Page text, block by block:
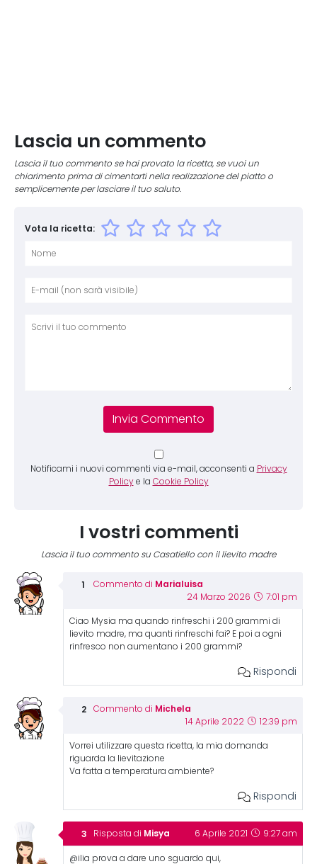
Lascia un commento
Lascia il tuo commento se hai provato la ricetta, se vuoi un
chiarimento prima di cimentarti nella realizzazione del piatto o
semplicemente per lasciare il tuo saluto.
Vota la ricetta:
Notificami i nuovi commenti via e-mail, acconsenti a Privacy
Policy e la Cookie Policy
I vostri commenti
Lascia il tuo commento su Casatiello con il lievito madre
Commento di Marialuisa
24 Marzo 2026 7:01 pm
Ciao Mysia ma quando rinfreschi i 200 grammi di
lievito madre, ma quanti rinfreschi fai? E poi a ogni
rinfresco non aumentano i 200 grammi?
Rispondi
Commento di Michela
14 Aprile 2022 12:39 pm
Vorrei utilizzare questa ricetta, la mia domanda
riguarda la lievitazione
Va fatta a temperatura ambiente?
Rispondi
Risposta di Misya 6 Aprile 2021 9:27 am
@ilia prova a dare uno sguardo qui,